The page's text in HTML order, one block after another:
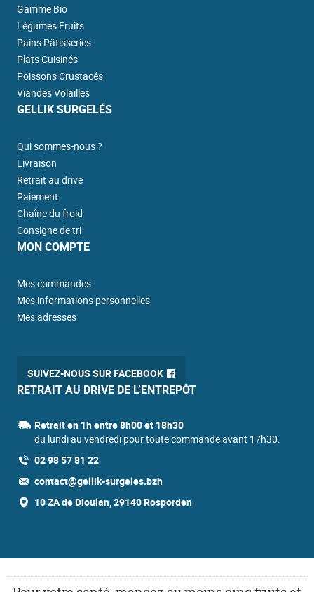
Gamme Bio
Légumes Fruits
Pains Pâtisseries
Plats Cuisinés
Poissons Crustacés
Viandes Volailles
GELLIK SURGELÉS
Qui sommes-nous ?
Livraison
Retrait au drive
Paiement
Chaîne du froid
Consigne de tri
MON COMPTE
Mes commandes
Mes informations personnelles
Mes adresses
SUIVEZ-NOUS SUR FACEBOOK
RETRAIT AU DRIVE DE L’ENTREPÔT
Retrait en 1h entre 8h00 et 18h30
du lundi au vendredi pour toute commande avant 17h30.
02 98 57 81 22
contact@gellik-surgeles.bzh
10 ZA de Dioulan, 29140 Rosporden